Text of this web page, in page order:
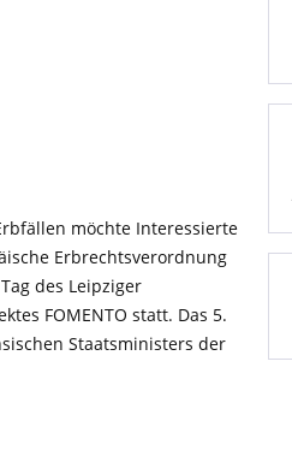
möchte Interessierte
Erbrechtsverordnung
des Leipziger
FOMENTO statt. Das 5.
Staatsministers der